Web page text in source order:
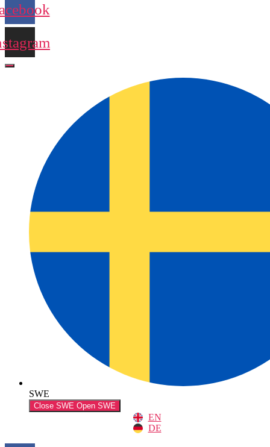
SWE
Close SWE Open SWE
EN
DE